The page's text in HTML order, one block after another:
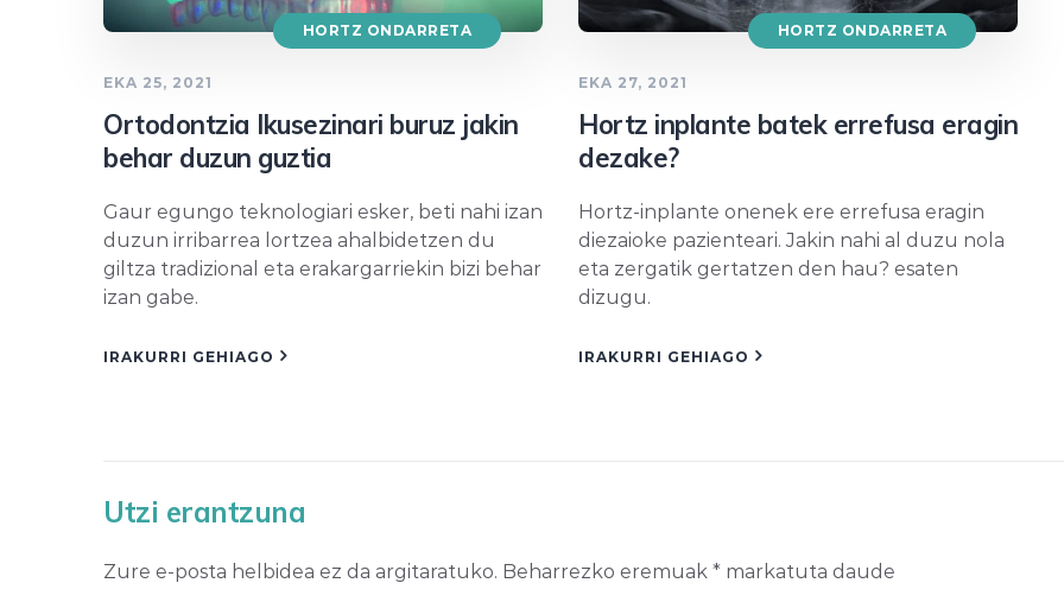
HORTZ ONDARRETA
EKA 25, 2021
Ortodontzia Ikusezinari buruz jakin
behar duzun guztia
Gaur egungo teknologiari esker, beti nahi izan
duzun irribarrea lortzea ahalbidetzen du
giltza tradizional eta erakargarriekin bizi behar
izan gabe.
IRAKURRI GEHIAGO
HORTZ ONDARRETA
EKA 27, 2021
Hortz inplante batek errefusa eragin
dezake?
Hortz-inplante onenek ere errefusa eragin
diezaioke pazienteari. Jakin nahi al duzu nola
eta zergatik gertatzen den hau? esaten
dizugu.
IRAKURRI GEHIAGO
Utzi erantzuna
Zure e-posta helbidea ez da argitaratuko. Beharrezko eremuak * markatuta daude